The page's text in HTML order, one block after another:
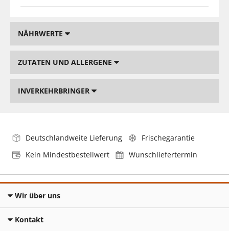
NÄHRWERTE
ZUTATEN UND ALLERGENE
INVERKEHRBRINGER
Deutschlandweite Lieferung
Frischegarantie
Kein Mindestbestellwert
Wunschliefertermin
Wir über uns
Kontakt